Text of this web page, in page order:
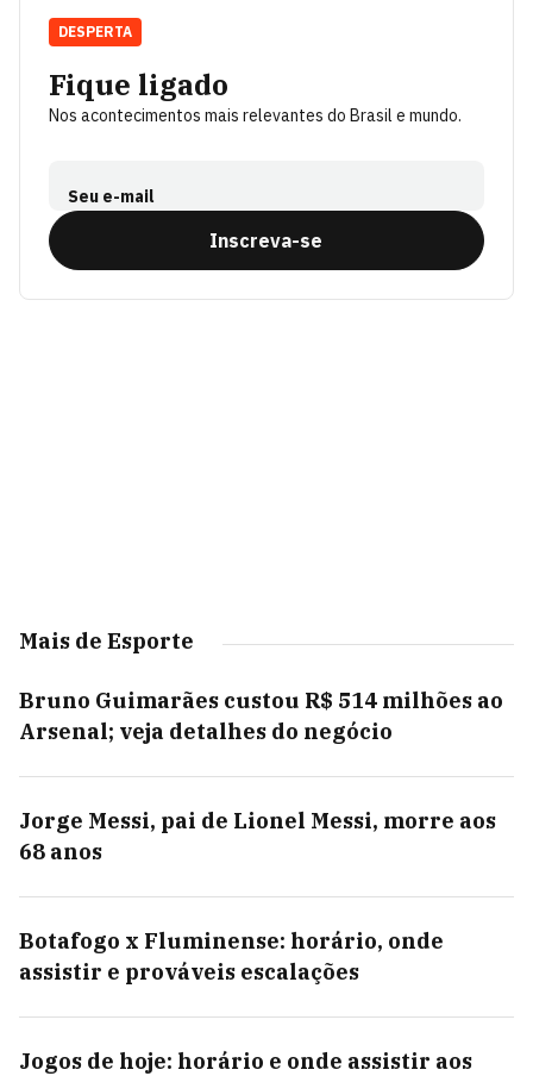
Fique ligado
Nos acontecimentos mais relevantes do Brasil e mundo.
Seu e-mail
Inscreva-se
DESPERTA
Mais de Esporte
Bruno Guimarães custou R$ 514 milhões ao
Arsenal; veja detalhes do negócio
Jorge Messi, pai de Lionel Messi, morre aos
68 anos
Botafogo x Fluminense: horário, onde
assistir e prováveis escalações
Jogos de hoje: horário e onde assistir aos